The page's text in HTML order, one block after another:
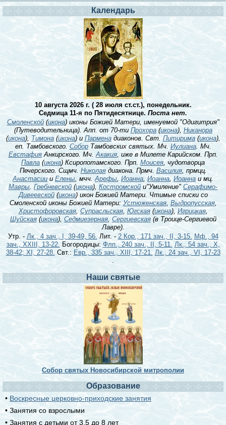
Календарь
10 августа 2026 г. ( 28 июля ст.ст.), понедельник.
Седмица 11-я по Пятидесятнице. Поста нет.
Смоленской(икона) иконы Божией Матери, именуемой "Одигитрия"
(Путеводительница). Апп. от 70-ти Прохора(икона), Никанора
(икона), Тимона(икона) и Парменадиаконов. Свт. Питирима(икона),
еп. Тамбовского. СоборТамбовских святых. Мч. Иулиана. Мч.
ЕвстафияАнкирского. Мч.Акакия, иже в Милете Карийском. Прп.
Павла (икона) Ксиропотамского. Прп. Моисея, чудотворца
Печерского. Сщмч. Николаядиакона. Прмч.Василия, прмцц.
Анастасиии Елены, мчч.Арефы, Иоанна,Иоанна, Иоанна и мц.
Мавры. Гребневской (икона), Костромской и"Умиление" Серафимо-
Дивеевской(икона) икон Божией Матери. Чтимые списки со
Смоленской иконы Божией Матери:Устюженская, Выдропусская,
Христофоровская, Супрасльская, Югская(икона), Игрицкая,
Шуйская(икона), Седмиезерная, Сергиевская(в Троице-Сергиевой
Лавре).
Утр. - Лк., 4 зач., I, 39-49, 56. Лит. - 2 Кор., 171 зач., II, 3-15. Мф., 94
зач., XXIII, 13-22. Богородицы: Флп., 240 зач., II, 5-11. Лк., 54 зач., X,
38-42; XI, 27-28. Свт.: Евр., 335 зач., XIII, 17-21. Лк., 24 зач., VI, 17-23
.
Наши святые
Собор святых Новосибирской митрополии
Образование
• Воскресные церковно-приходские занятия
• Занятия со взрослыми
• Занятия с детьми от 3,5 до 8 лет